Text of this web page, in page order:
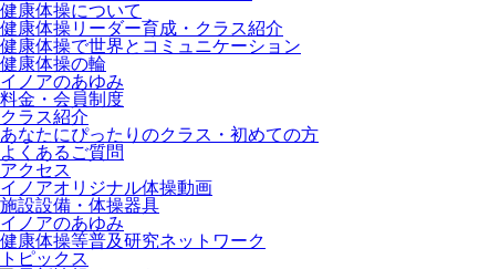
健康体操について
健康体操リーダー育成・クラス紹介
健康体操で世界とコミュニケーション
健康体操の輪
イノアのあゆみ
料金・会員制度
クラス紹介
あなたにぴったりのクラス・初めての方
よくあるご質問
アクセス
イノアオリジナル体操動画
施設設備・体操器具
イノアのあゆみ
健康体操等普及研究ネットワーク
トピックス